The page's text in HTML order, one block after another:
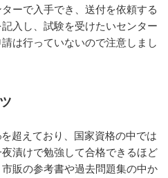
ーで入手でき、送付を依頼する
入し、試験を受けたいセンター
は行っていないので注意しまし
超えており、国家資格の中では
漬けで勉強して合格できるほど
販の参考書や過去問題集の中か